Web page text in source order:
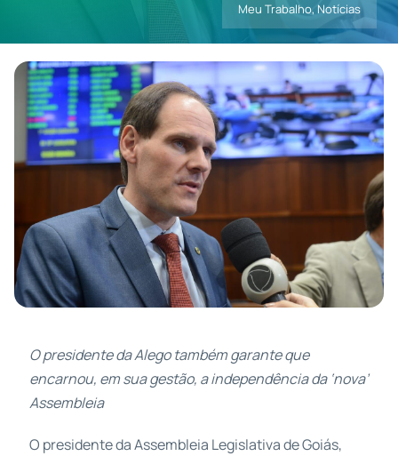
Meu Trabalho, Notícias
O presidente da Alego também garante que
encarnou, em sua gestão, a independência da ‘nova’
Assembleia
O presidente da Assembleia Legislativa de Goiás,